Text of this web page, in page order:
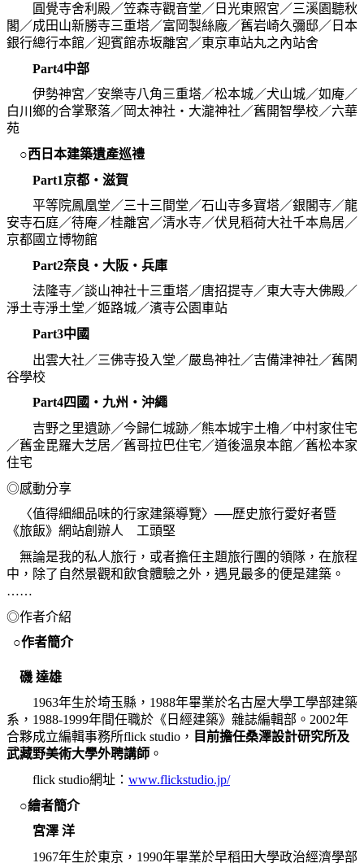
圓覺寺舍利殿／笠森寺觀音堂／日光東照宮／三溪園聽秋
閣／成田山新勝寺三重塔／富岡製絲廠／舊岩崎久彌邸／日本
銀行總行本館／迎賓館赤坂離宮／東京車站丸之內站舍
Part4中部
伊勢神宮／安樂寺八角三重塔／松本城／犬山城／如庵／
白川鄉的合掌聚落／岡太神社‧大瀧神社／舊開智學校／六華
苑
○西日本建築遺產巡禮
Part1京都‧滋賀
平等院鳳凰堂／三十三間堂／石山寺多寶塔／銀閣寺／龍
安寺石庭／待庵／桂離宮／清水寺／伏見稻荷大社千本鳥居／
京都國立博物館
Part2奈良‧大阪‧兵庫
法隆寺／談山神社十三重塔／唐招提寺／東大寺大佛殿／
淨土寺淨土堂／姬路城／濱寺公園車站
Part3中國
出雲大社／三佛寺投入堂／嚴島神社／吉備津神社／舊閑
谷學校
Part4四國‧九州‧沖繩
吉野之里遺跡／今歸仁城跡／熊本城宇土櫓／中村家住宅
／舊金毘羅大芝居／舊哥拉巴住宅／道後溫泉本館／舊松本家
住宅
◎感動分享
〈值得細細品味的行家建築導覽〉──歷史旅行愛好者暨
《旅飯》網站創辦人 工頭堅
無論是我的私人旅行，或者擔任主題旅行團的領隊，在旅程
中，除了自然景觀和飲食體驗之外，遇見最多的便是建築。
……
◎作者介紹
○作者簡介
磯 達雄
1963年生於埼玉縣， 1988年畢業於名古屋大學工學部建築
系， 1988-1999年間任職於《日經建築》雜誌編輯部。 2002年
合夥成立編輯事務所flick studio ， 目前擔任桑澤設計研究所及
武藏野美術大學外聘講師 。
flick studio網址： www.flickstudio.jp/
○繪者簡介
宮澤 洋
1967年生於東京， 1990年畢業於早稻田大學政治經濟學部